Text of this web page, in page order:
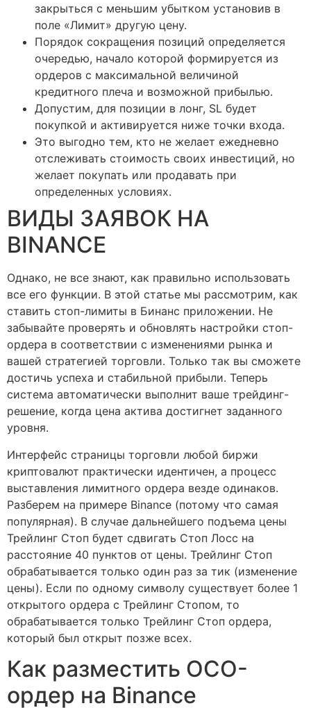
закрыться с меньшим убытком установив в
поле «Лимит» другую цену.
Порядок сокращения позиций определяется
очередью, начало которой формируется из
ордеров с максимальной величиной
кредитного плеча и возможной прибылью.
Допустим, для позиции в лонг, SL будет
покупкой и активируется ниже точки входа.
Это выгодно тем, кто не желает ежедневно
отслеживать стоимость своих инвестиций, но
желает покупать или продавать при
определенных условиях.
ВИДЫ ЗАЯВОК НА
BINANCE
Однако, не все знают, как правильно использовать
все его функции. В этой статье мы рассмотрим, как
ставить стоп-лимиты в Бинанс приложении. Не
забывайте проверять и обновлять настройки стоп-
ордера в соответствии с изменениями рынка и
вашей стратегией торговли. Только так вы сможете
достичь успеха и стабильной прибыли. Теперь
система автоматически выполнит ваше трейдинг-
решение, когда цена актива достигнет заданного
уровня.
Интерфейс страницы торговли любой биржи
криптовалют практически идентичен, а процесс
выставления лимитного ордера везде одинаков.
Разберем на примере Binance (потому что самая
популярная). В случае дальнейшего подъема цены
Трейлинг Стоп будет сдвигать Стоп Лосс на
расстояние 40 пунктов от цены. Трейлинг Стоп
обрабатывается только один раз за тик (изменение
цены). Если по одному символу существует более 1
открытого ордера с Трейлинг Стопом, то
обрабатывается только Трейлинг Стоп ордера,
который был открыт позже всех.
Как разместить OCO-
ордер на Binance